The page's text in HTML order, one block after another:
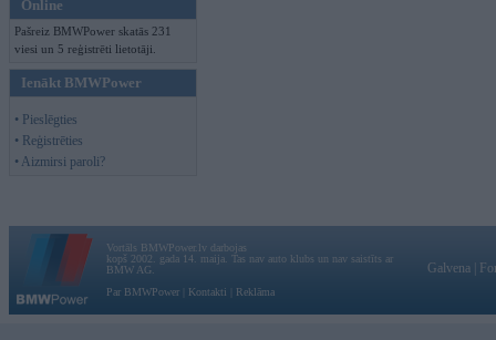
Online
Pašreiz BMWPower skatās 231
viesi un 5 reģistrēti lietotāji.
Ienākt BMWPower
• Pieslēgties
• Reģistrēties
• Aizmirsi paroli?
Vortāls BMWPower.lv darbojas
kopš 2002. gada 14. maija. Tas nav auto klubs un nav saistīts ar
BMW AG.
Par BMWPower
Kontakti Reklāma
Galvena